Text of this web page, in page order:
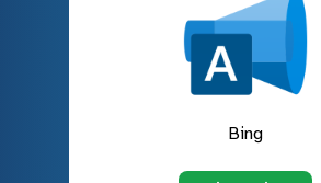
Bing